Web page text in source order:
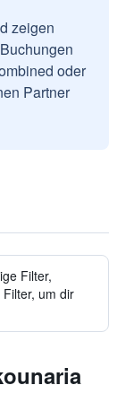
zeigen
oder
Partner
Filter,
um dir